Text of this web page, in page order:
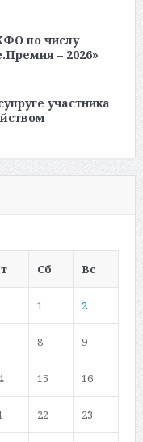
по числу
– 2026»
участника
Сб Вс
1 2
8 9
15 16
22 23